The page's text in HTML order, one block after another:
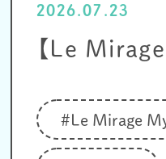
2026.07.23
【Le
#Le Mirage